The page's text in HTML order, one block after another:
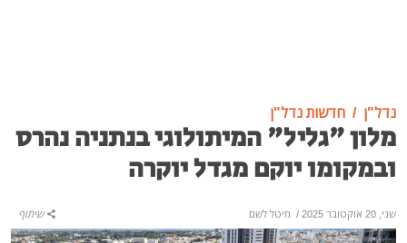
נדל"ן חדשות נדל"ן
מלון "גליל" המיתולוגי בנתניה נהרס
ובמקומו יוקם מגדל יוקרה
שני, 20 אוקטובר 2025 / מיטל לשם שיתוף